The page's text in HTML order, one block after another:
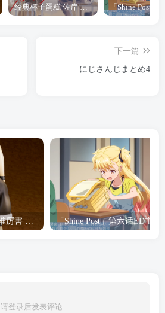
经典杯子蛋糕 佐岸 漫画「经典杯子蛋糕」宣布真人日剧化
下一篇
にじさんじまとめ4
请登录后发表评论